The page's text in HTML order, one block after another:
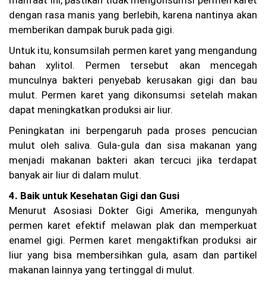
ik
ng
M
al
a
m,
Fa
rh
Si
ka
n
At
an
Ja
m
O
ra
si
on
al
dengan rasa manis yang berlebih, karena nantinya akan
memberikan dampak buruk pada gigi.
Untuk itu, konsumsilah permen karet yang mengandung
bahan xylitol. Permen tersebut akan mencegah
munculnya bakteri penyebab kerusakan gigi dan bau
mulut. Permen karet yang dikonsumsi setelah makan
dapat meningkatkan produksi air liur.
Peningkatan ini berpengaruh pada proses pencucian
mulut oleh saliva. Gula-gula dan sisa makanan yang
menjadi makanan bakteri akan tercuci jika terdapat
banyak air liur di dalam mulut.
4. Baik untuk Kesehatan Gigi dan Gusi
Menurut Asosiasi Dokter Gigi Amerika, mengunyah
permen karet efektif melawan plak dan memperkuat
enamel gigi. Permen karet mengaktifkan produksi air
liur yang bisa membersihkan gula, asam dan partikel
makanan lainnya yang tertinggal di mulut.